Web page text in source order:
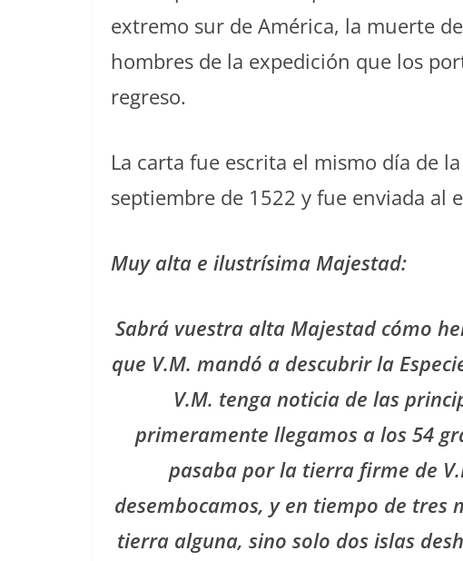
extremo sur de América, la muerte
hombres de la expedición que los
regreso.
La carta fue escrita el mismo día de
septiembre de 1522 y fue enviada al
Muy alta e ilustrísima Majestad:
Sabrá vuestra alta Majestad cómo
que V.M. mandó a descubrir la
V.M. tenga noticia de las
primeramente llegamos a los 54
pasaba por la tierra firme de
desembocamos, y en tiempo de tres
tierra alguna, sino solo dos islas